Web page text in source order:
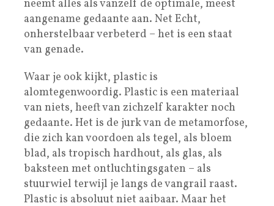
neemt alles als vanzelf de optimale, meest
aangename gedaante aan. Net Echt,
onherstelbaar verbeterd – het is een staat
van genade.
Waar je ook kijkt, plastic is
alomtegenwoordig. Plastic is een materiaal
van niets, heeft van zichzelf karakter noch
gedaante. Het is de jurk van de metamorfose,
die zich kan voordoen als tegel, als bloem
blad, als tropisch hardhout, als glas, als
baksteen met ontluchtingsgaten – als
stuurwiel terwijl je langs de vangrail raast.
Plastic is absoluut niet aaibaar. Maar het